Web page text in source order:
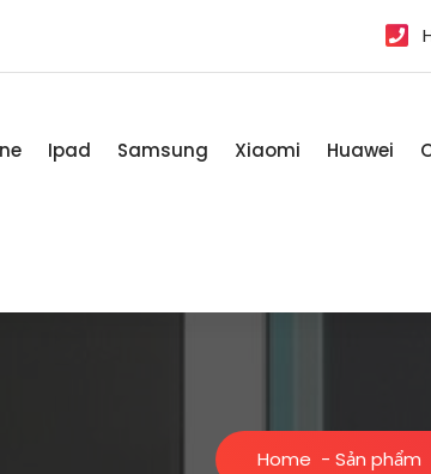
Ipad Samsung Xiaomi Huawei
Home - Sản phẩm